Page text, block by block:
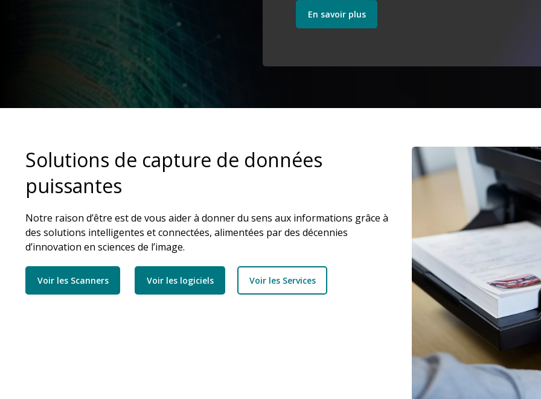
En savoir plus
Commencer
Découvrez nos Services
Solutions de capture de données
puissantes
Notre raison d’être est de vous aider à donner du sens aux informations grâce à
des solutions intelligentes et connectées, alimentées par des décennies
d’innovation en sciences de l’image.
Voir les Scanners Voir les logiciels Voir les Services
Image